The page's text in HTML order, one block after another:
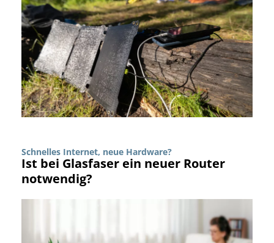
Schnelles Internet, neue Hardware?
Ist bei Glasfaser ein neuer Router
notwendig?